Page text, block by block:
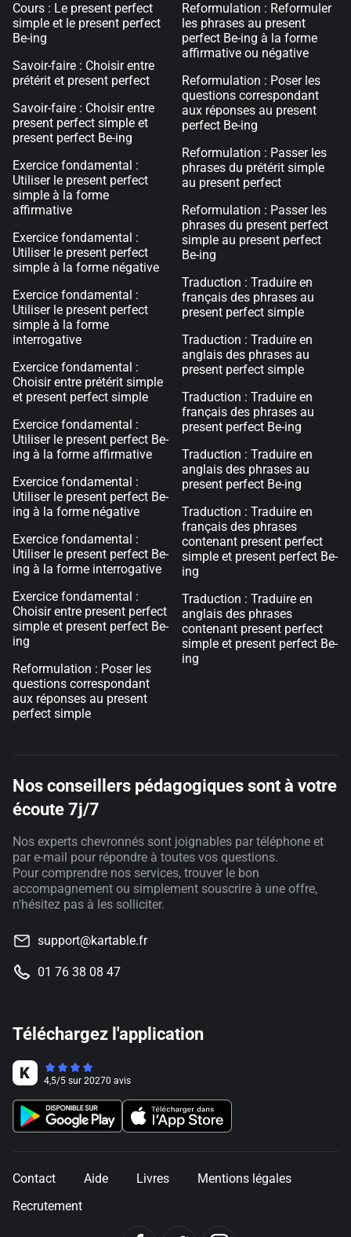
Cours : Le present perfect
simple et le present perfect
Be-ing
Savoir-faire : Choisir entre
prétérit et present perfect
Savoir-faire : Choisir entre
present perfect simple et
present perfect Be-ing
Exercice fondamental :
Utiliser le present perfect
simple à la forme
affirmative
Exercice fondamental :
Utiliser le present perfect
simple à la forme négative
Exercice fondamental :
Utiliser le present perfect
simple à la forme
interrogative
Exercice fondamental :
Choisir entre prétérit simple
et present perfect simple
Exercice fondamental :
Utiliser le present perfect Be-
ing à la forme affirmative
Exercice fondamental :
Utiliser le present perfect Be-
ing à la forme négative
Exercice fondamental :
Utiliser le present perfect Be-
ing à la forme interrogative
Exercice fondamental :
Choisir entre present perfect
simple et present perfect Be-
ing
Reformulation : Poser les
questions correspondant
aux réponses au present
perfect simple
Reformulation : Reformuler
les phrases au present
perfect Be-ing à la forme
affirmative ou négative
Reformulation : Poser les
questions correspondant
aux réponses au present
perfect Be-ing
Reformulation : Passer les
phrases du prétérit simple
au present perfect
Reformulation : Passer les
phrases du present perfect
simple au present perfect
Be-ing
Traduction : Traduire en
français des phrases au
present perfect simple
Traduction : Traduire en
anglais des phrases au
present perfect simple
Traduction : Traduire en
français des phrases au
present perfect Be-ing
Traduction : Traduire en
anglais des phrases au
present perfect Be-ing
Traduction : Traduire en
français des phrases
contenant present perfect
simple et present perfect Be-
ing
Traduction : Traduire en
anglais des phrases
contenant present perfect
simple et present perfect Be-
ing
Nos conseillers pédagogiques sont à votre
écoute 7j/7
Nos experts chevronnés sont joignables par téléphone et
par e-mail pour répondre à toutes vos questions.
Pour comprendre nos services, trouver le bon
accompagnement ou simplement souscrire à une offre,
n'hésitez pas à les solliciter.
support@kartable.fr
01 76 38 08 47
Téléchargez l'application
4,5/5 sur 20270 avis
Contact Aide Livres
Mentions légales
Recrutement